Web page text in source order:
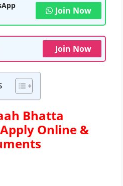
Join Now
Join Now
Bhatta
Online &